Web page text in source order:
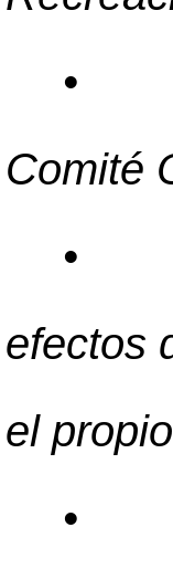
•
Comité
•
efectos
el
•